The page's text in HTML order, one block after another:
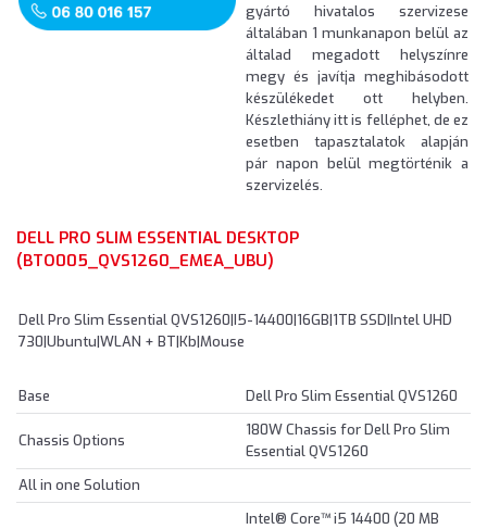
gyártó hivatalos szervizese
általában 1 munkanapon belül az
általad megadott helyszínre
megy és javítja meghibásodott
készülékedet ott helyben.
Készlethiány itt is felléphet, de ez
esetben tapasztalatok alapján
pár napon belül megtörténik a
szervizelés.
DELL PRO SLIM ESSENTIAL DESKTOP
(BTO005_QVS1260_EMEA_UBU)
Dell Pro Slim Essential QVS1260|I5-14400|16GB|1TB SSD|Intel UHD
730|Ubuntu|WLAN + BT|Kb|Mouse
Base Dell Pro Slim Essential QVS1260
Chassis Options
180W Chassis for Dell Pro Slim
Essential QVS1260
All in one Solution
Intel® Core™ i5 14400 (20 MB